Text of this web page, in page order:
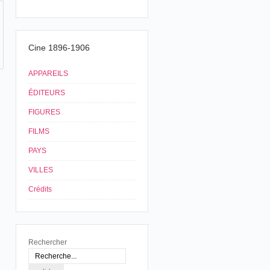
Cine 1896-1906
APPAREILS
ÉDITEURS
FIGURES
FILMS
PAYS
VILLES
Crédits
Rechercher